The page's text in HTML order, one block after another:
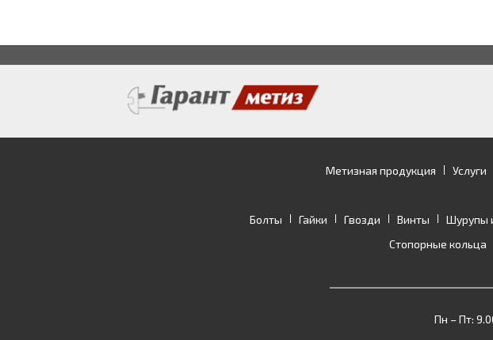
Метизная продукция Услуги
Болты Гайки Гвозди Винты Шурупы
Стопорные кольца
Пн – Пт: